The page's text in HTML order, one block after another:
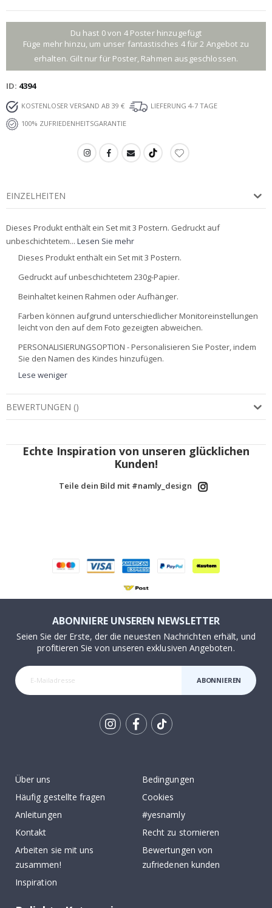
Du hast 0 von 4 Poster hinzugefügt
Füge mehr hinzu, um unser fantastisches 4 für 2 Angebot zu
erhalten. Gilt nur für Poster, Rahmen ausgeschlossen.
ID 4394
KOSTENLOSER VERSAND AB 39 €
LIEFERUNG 4-7 TAGE
100% ZUFRIEDENHEITSGARANTIE
EINZELHEITEN
Dieses Produkt enthält ein Set mit 3 Postern. Gedruckt auf
unbeschichtetem... Lesen Sie mehr
Dieses Produkt enthält ein Set mit 3 Postern.
Gedruckt auf unbeschichtetem 230g-Papier.
Beinhaltet keinen Rahmen oder Aufhänger.
Farben können aufgrund unterschiedlicher Monitoreinstellungen
leicht von den auf dem Foto gezeigten abweichen.
PERSONALISIERUNGSOPTION - Personalisieren Sie Poster, indem
Sie den Namen des Kindes hinzufügen.
Lese weniger
BEWERTUNGEN ()
Echte Inspiration von unseren glücklichen
Kunden!
Teile dein Bild mit #namly_design
ABONNIERE UNSEREN NEWSLETTER
Seien Sie der Erste, der die neuesten Nachrichten erhält, und
profitieren Sie von unseren exklusiven Angeboten.
ABONNIEREN
Über uns
Häufig gestellte fragen
Anleitungen
Kontakt
Arbeiten sie mit uns
zusammen!
Inspiration
Bedingungen
Cookies
#yesnamly
Recht zu stornieren
Bewertungen von
zufriedenen kunden